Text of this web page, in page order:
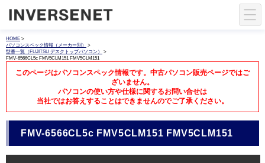
HOME >
パソコンスペック情報（メーカー別）
>
型番一覧（FUJITSU デスクトップパソコン）
>
FMV-6566CL5c FMV5CLM151 FMV5CLM151
このページはパソコンスペック情報です。中古パソコン販売ページではご
ざいません。
パソコンの使い方や仕様に関するお問い合せは
当社ではお答えすることはできませんのでご了承ください。
FMV-6566CL5c FMV5CLM151 FMV5CLM151